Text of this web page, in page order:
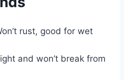
rust, good for wet
and won’t break from